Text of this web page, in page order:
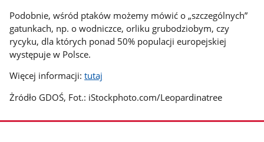
Podobnie, wśród ptaków możemy mówić o „szczególnych”
gatunkach, np. o wodniczce, orliku grubodziobym, czy
rycyku, dla których ponad 50% populacji europejskiej
występuje w Polsce.
Więcej informacji:tutaj
Żródło GDOŚ, Fot.: iStockphoto.com/Leopardinatree